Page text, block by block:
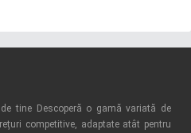
tine Descoperă o gamă variată de
competitive, adaptate atât pentru